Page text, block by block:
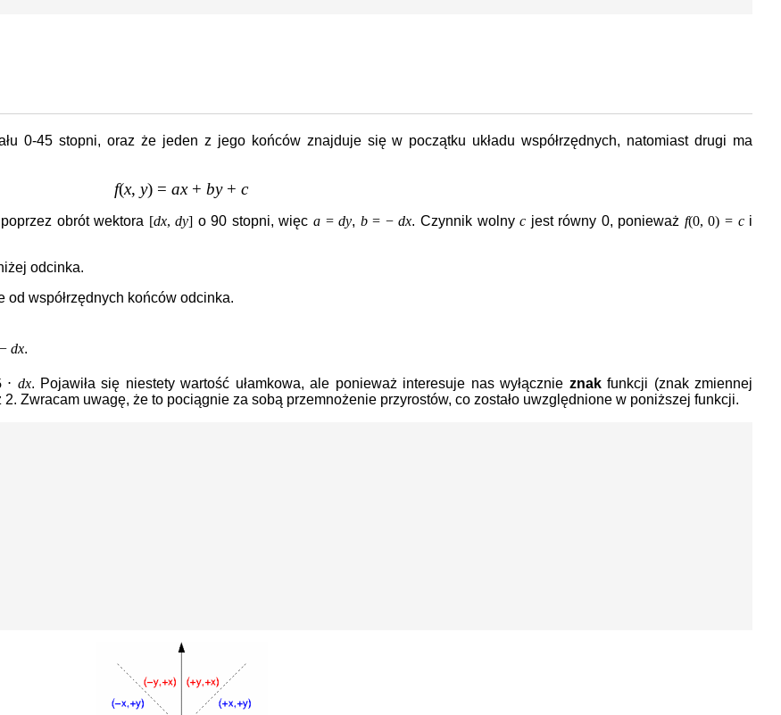
0-45 stopni, oraz że jeden z jego końców znajduje się w początku układu współrzędnych, natomiast drugi ma
f(x, y) = ax+ by+ c
obrót wektora [dx,dy] o 90 stopni, więca =dy, b= −dx. Czynnik wolnyc jest równy 0, ponieważ f(0, 0) = ci
odcinka.
współrzędnych końców odcinka.
− dx.
dx. Pojawiła się niestety wartość ułamkowa, ale ponieważ interesuje nas wyłącznie znakfunkcji (znak zmiennej
Zwracam uwagę, że to pociągnie za sobą przemnożenie przyrostów, co zostało uwzględnione w poniższej funkcji.